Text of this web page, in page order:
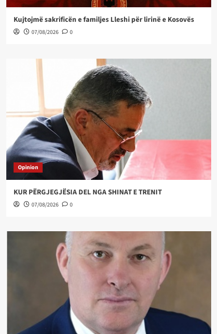
Kujtojmë sakrificën e familjes Lleshi për lirinë e Kosovës
07/08/2026 0
Opinion
KUR PËRGJEGJËSIA DEL NGA SHINAT E TRENIT
07/08/2026 0